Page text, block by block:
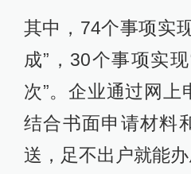
其中，74个事项实
成”，30个事项实
次”。企业通过网上
结合书面申请材料
送，足不出户就能办